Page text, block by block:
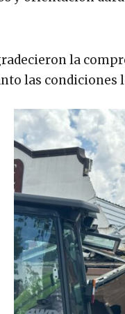
la
las condiciones